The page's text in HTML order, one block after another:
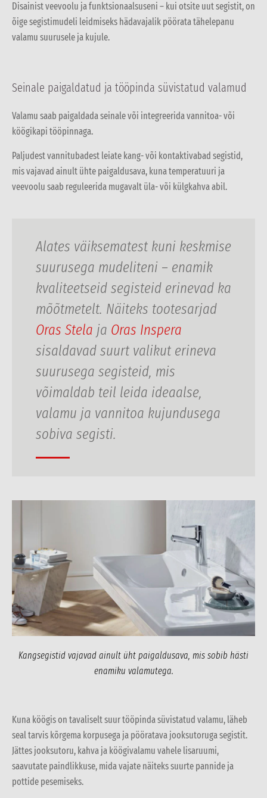
Disainist veevoolu ja funktsionaalsuseni – kui otsite uut segistit, on
õige segistimudeli leidmiseks hädavajalik pöörata tähelepanu
valamu suurusele ja kujule.
Seinale paigaldatud ja tööpinda süvistatud valamud
Valamu saab paigaldada seinale või integreerida vannitoa- või
köögikapi tööpinnaga.
Paljudest vannitubadest leiate kang- või kontaktivabad segistid,
mis vajavad ainult ühte paigaldusava, kuna temperatuuri ja
veevoolu saab reguleerida mugavalt üla- või külgkahva abil.
Alates väiksematest kuni keskmise
suurusega mudeliteni – enamik
kvaliteetseid segisteid erinevad ka
mõõtmetelt. Näiteks tootesarjad
Oras Stela ja Oras Inspera
sisaldavad suurt valikut erineva
suurusega segisteid, mis
võimaldab teil leida ideaalse,
valamu ja vannitoa kujundusega
sobiva segisti.
Kangsegistid vajavad ainult üht paigaldusava, mis sobib hästi
enamiku valamutega.
Kuna köögis on tavaliselt suur tööpinda süvistatud valamu, läheb
seal tarvis kõrgema korpusega ja pööratava jooksutoruga segistit.
Jättes jooksutoru, kahva ja köögivalamu vahele lisaruumi,
saavutate paindlikkuse, mida vajate näiteks suurte pannide ja
pottide pesemiseks.